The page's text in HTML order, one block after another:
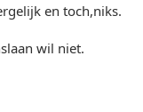
en toch,niks.
wil niet.